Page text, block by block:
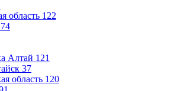
область 122
74
Алтай 121
37
область 120